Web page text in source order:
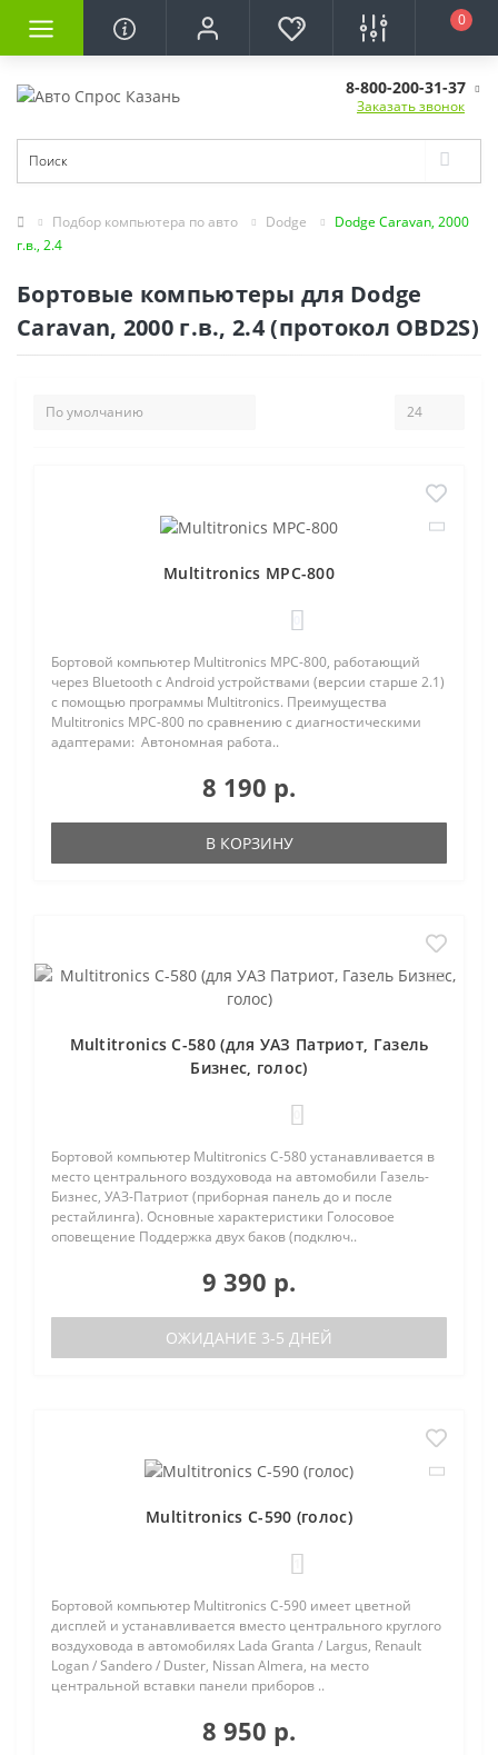
0
8-800-200-31-37
Заказать звонок
Подбор компьютера по авто Dodge
Dodge Caravan, 2000
г.в., 2.4
Бортовые компьютеры для Dodge
Caravan, 2000 г.в., 2.4 (протокол OBD2S)
Multitronics MPC-800
Бортовой компьютер Multitronics MPC-800, работающий
через Bluetooth с Android устройствами (версии старше 2.1)
с помощью программы Multitronics. Преимущества
Multitronics MPC-800 по сравнению с диагностическими
адаптерами: Автономная работа..
8 190 р.
В КОРЗИНУ
Multitronics C-580 (для УАЗ Патриот, Газель
Бизнес, голос)
Бортовой компьютер Multitronics C-580 устанавливается в
место центрального воздуховода на автомобили Газель-
Бизнес, УАЗ-Патриот (приборная панель до и после
рестайлинга). Основные характеристики Голосовое
оповещение Поддержка двух баков (подключ..
9 390 р.
ОЖИДАНИЕ 3-5 ДНЕЙ
Multitronics C-590 (голос)
Бортовой компьютер Multitronics C-590 имеет цветной
дисплей и устанавливается вместо центрального круглого
воздуховода в автомобилях Lada Granta / Largus, Renault
Logan / Sandero / Duster, Nissan Almera, на место
центральной вставки панели приборов ..
8 950 р.